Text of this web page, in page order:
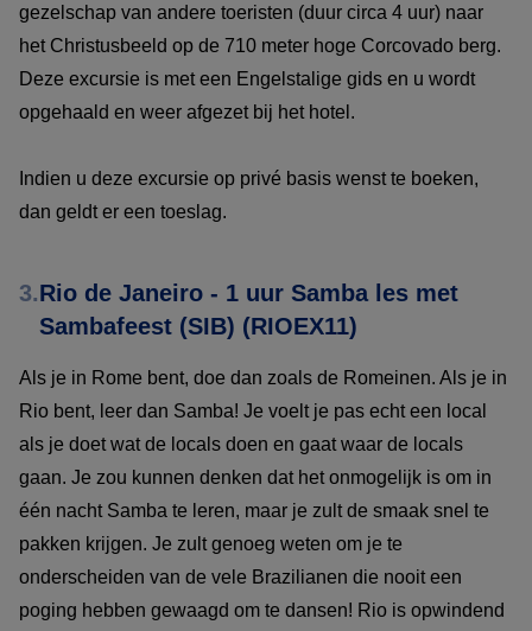
gezelschap van andere toeristen (duur circa 4 uur) naar
het Christusbeeld op de 710 meter hoge Corcovado berg.
Deze excursie is met een Engelstalige gids en u wordt
opgehaald en weer afgezet bij het hotel.
Indien u deze excursie op privé basis wenst te boeken,
dan geldt er een toeslag.
3.Rio de Janeiro - 1 uur Samba les met
Sambafeest (SIB) (RIOEX11)
Als je in Rome bent, doe dan zoals de Romeinen. Als je in
Rio bent, leer dan Samba! Je voelt je pas echt een local
als je doet wat de locals doen en gaat waar de locals
gaan. Je zou kunnen denken dat het onmogelijk is om in
één nacht Samba te leren, maar je zult de smaak snel te
pakken krijgen. Je zult genoeg weten om je te
onderscheiden van de vele Brazilianen die nooit een
poging hebben gewaagd om te dansen! Rio is opwindend